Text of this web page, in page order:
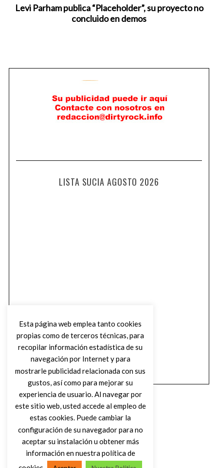
Levi Parham publica “Placeholder”, su proyecto no
concluido en demos
LISTA SUCIA AGOSTO 2026
Esta página web emplea tanto cookies
propias como de terceros técnicas, para
recopilar información estadística de su
navegación por Internet y para
mostrarle publicidad relacionada con sus
gustos, así como para mejorar su
experiencia de usuario. Al navegar por
este sitio web, usted accede al empleo de
estas cookies. Puede cambiar la
configuración de su navegador para no
aceptar su instalación u obtener más
información en nuestra política de